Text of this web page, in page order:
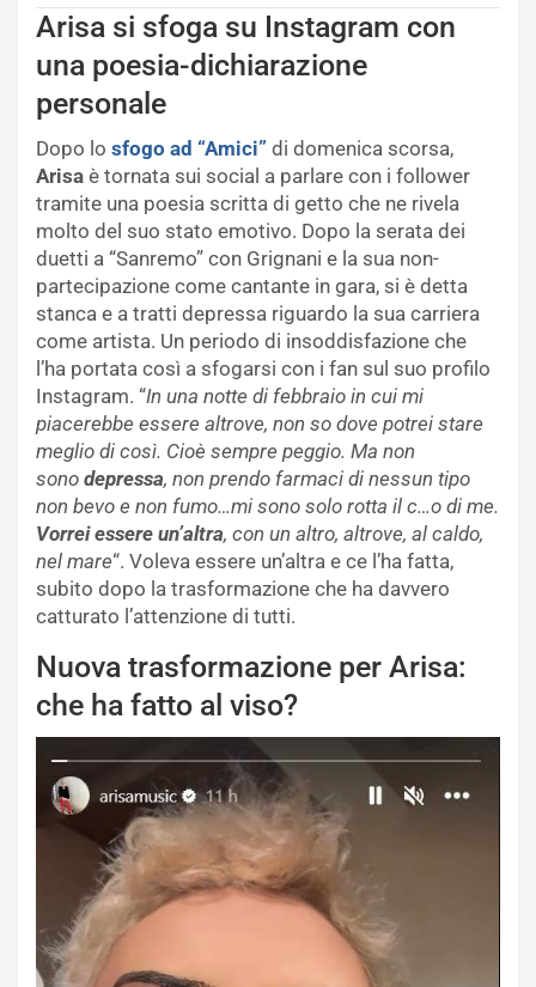
Arisa si sfoga su Instagram con
una poesia-dichiarazione
personale
Dopo lo sfogo ad “Amici” di domenica scorsa,
Arisa è tornata sui social a parlare con i follower
tramite una poesia scritta di getto che ne rivela
molto del suo stato emotivo. Dopo la serata dei
duetti a “Sanremo” con Grignani e la sua non-
partecipazione come cantante in gara, si è detta
stanca e a tratti depressa riguardo la sua carriera
come artista. Un periodo di insoddisfazione che
l’ha portata così a sfogarsi con i fan sul suo profilo
Instagram. “In una notte di febbraio in cui mi
piacerebbe essere altrove, non so dove potrei stare
meglio di così. Cioè sempre peggio. Ma non
sono depressa, non prendo farmaci di nessun tipo
non bevo e non fumo…mi sono solo rotta il c…o di me.
Vorrei essere un’altra, con un altro, altrove, al caldo,
nel mare“. Voleva essere un’altra e ce l’ha fatta,
subito dopo la trasformazione che ha davvero
catturato l’attenzione di tutti.
Nuova trasformazione per Arisa:
che ha fatto al viso?